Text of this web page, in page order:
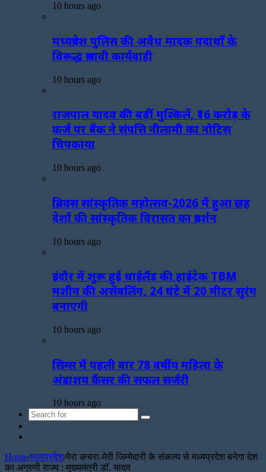
10 hours ago
मध्यप्रदेश पुलिस की अवैध मादक पदार्थों के
विरूद्ध प्रभावी कार्यवाही
10 hours ago
राजपाल यादव की बढ़ीं मुश्किलें, ₹16 करोड़ के
कर्ज पर बैंक ने संपत्ति नीलामी का नोटिस
चिपकाया
10 hours ago
ब्रिक्स सांस्कृतिक महोत्सव-2026 में हुआ छह
देशों की सांस्कृतिक विरासत का प्रदर्शन
10 hours ago
इंदौर में शुरू हुई थाईलैंड की हाईटेक TBM
मशीन की असेंबलिंग, 24 घंटे में 20 मीटर सुरंग
बनाएगी
10 hours ago
सिम्स में पहली बार 78 वर्षीय महिला के
अंडाशय कैंसर की सफल सर्जरी
10 hours ago
Search
Home/मध्यप्रदेश/मेरा कचरा-मेरी जिम्मेदारी के संकल्प से मध्यप्रदेश बनेगा देश
का अग्रणी राज्य : मुख्यमंत्री डॉ. यादव